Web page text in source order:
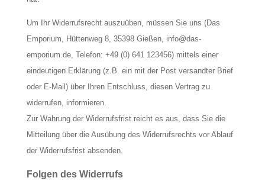
Um Ihr Widerrufsrecht auszuüben, müssen Sie uns (Das
Emporium, Hüttenweg 8, 35398 Gießen, info@das-
emporium.de, Telefon: +49 (0) 641 123456) mittels einer
eindeutigen Erklärung (z.B. ein mit der Post versandter Brief
oder E-Mail) über Ihren Entschluss, diesen Vertrag zu
widerrufen, informieren.
Zur Wahrung der Widerrufsfrist reicht es aus, dass Sie die
Mitteilung über die Ausübung des Widerrufsrechts vor Ablauf
der Widerrufsfrist absenden.
Folgen des Widerrufs